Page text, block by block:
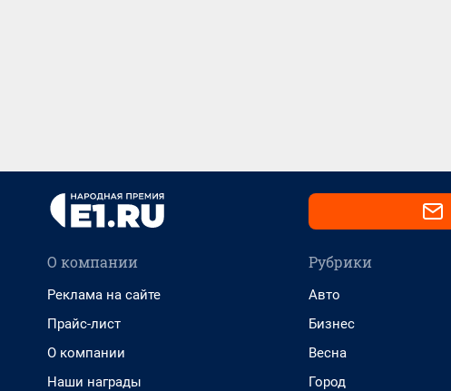
О компании
Реклама на сайте
Прайс-лист
О компании
Наши награды
Рубрики
Авто
Бизнес
Весна
Город